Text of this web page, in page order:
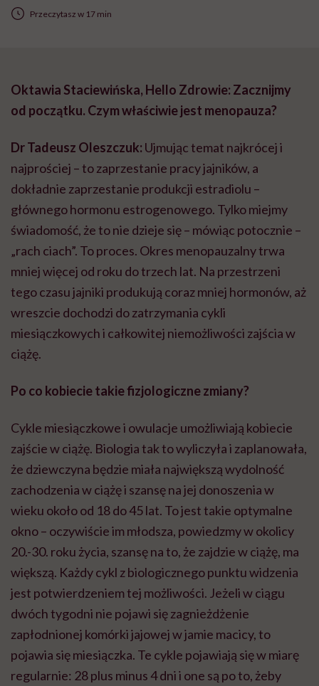
Przeczytasz w 17 min
Oktawia Staciewińska, Hello Zdrowie: Zacznijmy
od początku. Czym właściwie jest menopauza?
Dr Tadeusz Oleszczuk: Ujmując temat najkrócej i
najprościej – to zaprzestanie pracy jajników, a
dokładnie zaprzestanie produkcji estradiolu –
głównego hormonu estrogenowego. Tylko miejmy
świadomość, że to nie dzieje się – mówiąc potocznie –
„rach ciach”. To proces. Okres menopauzalny trwa
mniej więcej od roku do trzech lat. Na przestrzeni
tego czasu jajniki produkują coraz mniej hormonów, aż
wreszcie dochodzi do zatrzymania cykli
miesiączkowych i całkowitej niemożliwości zajścia w
ciążę.
Po co kobiecie takie fizjologiczne zmiany?
Cykle miesiączkowe i owulacje umożliwiają kobiecie
zajście w ciążę. Biologia tak to wyliczyła i zaplanowała,
że dziewczyna będzie miała największą wydolność
zachodzenia w ciążę i szansę na jej donoszenia w
wieku około od 18 do 45 lat. To jest takie optymalne
okno – oczywiście im młodsza, powiedzmy w okolicy
20.-30. roku życia, szansę na to, że zajdzie w ciążę, ma
większą. Każdy cykl z biologicznego punktu widzenia
jest potwierdzeniem tej możliwości. Jeżeli w ciągu
dwóch tygodni nie pojawi się zagnieżdżenie
zapłodnionej komórki jajowej w jamie macicy, to
pojawia się miesiączka. Te cykle pojawiają się w miarę
regularnie: 28 plus minus 4 dni i one są po to, żeby